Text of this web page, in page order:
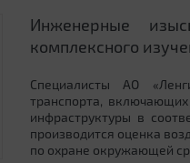
Инженерные
комплексного
Специалисты АО
транспорта,
инфраструктуры в
производится оценка
по охране окружающей